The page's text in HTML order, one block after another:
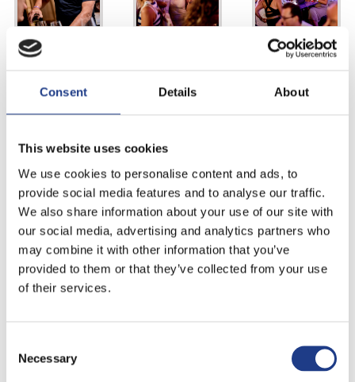
Consent Details About
This website uses cookies
We use cookies to personalise content and ads, to
provide social media features and to analyse our traffic.
We also share information about your use of our site with
our social media, advertising and analytics partners who
may combine it with other information that you’ve
provided to them or that they’ve collected from your use
of their services.
Necessary